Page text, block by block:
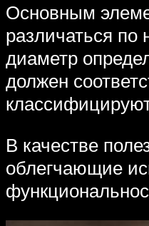
Основным
различаться
диаметр
должен
В качестве
облегчающие